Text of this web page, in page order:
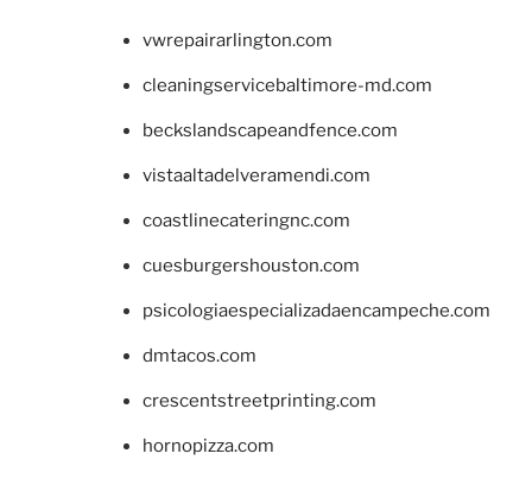
vwrepairarlington.com
cleaningservicebaltimore-md.com
beckslandscapeandfence.com
vistaaltadelveramendi.com
coastlinecateringnc.com
cuesburgershouston.com
psicologiaespecializadaencampeche.com
dmtacos.com
crescentstreetprinting.com
hornopizza.com